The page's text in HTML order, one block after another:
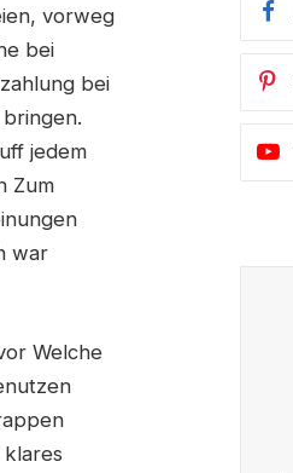
vorweg
bei
bei
jedem
Zum
war
Welche